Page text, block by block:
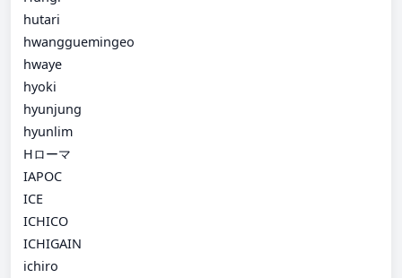
hutari
hwangguemingeo
hwaye
hyoki
hyunjung
hyunlim
Hローマ
IAPOC
ICE
ICHICO
ICHIGAIN
ichiro